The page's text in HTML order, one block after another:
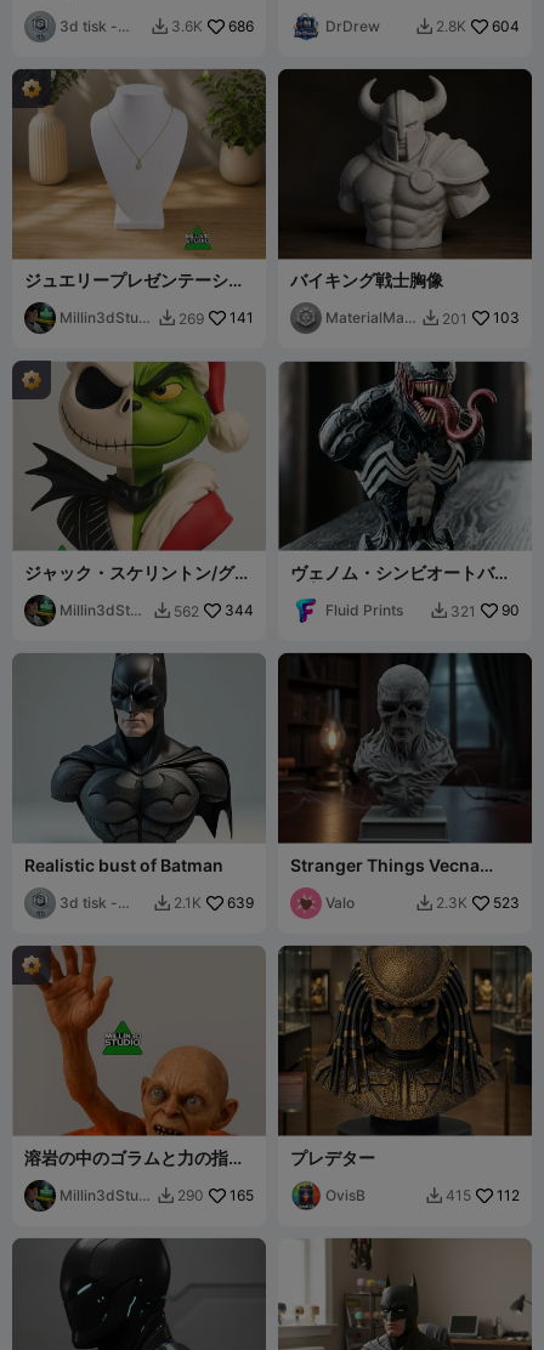
3d tisk -
 3.6K 686 DrDrew  2.8K 604
ジュエリープレゼンテーショ
ン用のエレガントなネックレ
スディスプレイバスト
Millin3dStudi  269 141
バイキング戦士胸像
MaterialMatr  201 103
ジャック・スケリントン/グリ
ンチ ナイトメアー・ビフォ
ア・クリスマス バスト
Millin3dStud
 562 344
ヴェノム・シンビオートバス
Fluid Prints  321 90
Realistic bust of Batman
3d tisk -
 2.1K 639
Stranger Things Vecna
busto sculpture
Valo  2.3K 523
溶岩の中のゴラムと力の指輪
ロード・オブ・ザ・リング
LOTRMillin3dStudi  290 165
プレデター
OvisB  415 112